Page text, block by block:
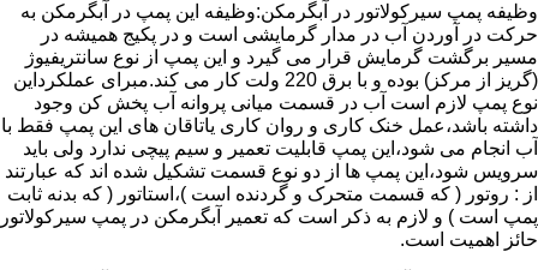
وظیفه پمپ سیرکولاتور در آبگرمکن:وظیفه این پمپ در آبگرمکن به
حرکت در آوردن آب در مدار گرمایشی است و در پکیج همیشه در
مسیر برگشت گرمایش قرار می گیرد و این پمپ از نوع سانتریفیوژ
(گریز از مرکز) بوده و با برق 220 ولت کار می کند.مبرای عملکرداین
نوع پمپ لازم است آب در قسمت میانی پروانه آب پخش کن وجود
داشته باشد،عمل خنک کاری و روان کاری یاتاقان های این پمپ فقط با
آب انجام می شود،این پمپ قابلیت تعمیر و سیم پیچی ندارد ولی باید
سرویس شود،این پمپ ها از دو نوع قسمت تشکیل شده اند که عبارتند
از : روتور ( که قسمت متحرک و گردنده است )،استاتور ( که بدنه ثابت
پمپ است ) و لازم به ذکر است که تعمیر آبگرمکن در پمپ سیرکولاتور
حائز اهمیت است.